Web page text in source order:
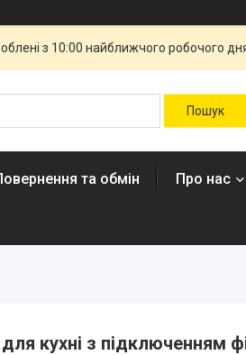
з 10:00 найближчого робочого
та обмін Про нас
кухні з підключенням